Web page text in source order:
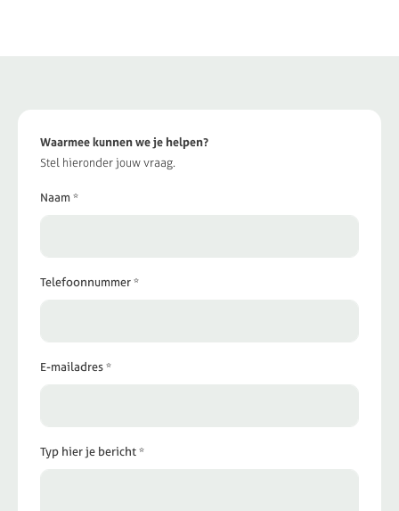
Waarmee kunnen we je helpen?
Stel hieronder jouw vraag.
Naam *
Telefoonnummer *
E-mailadres *
Typ hier je bericht *